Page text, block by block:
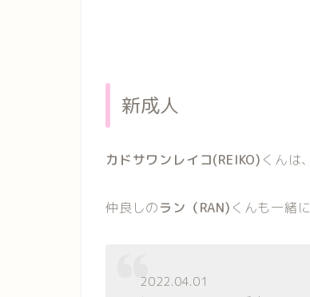
新成人
カドサワンレイコ(REIKO) くんは、
仲良しのラン（RAN) くんも一緒に
2022.04.01